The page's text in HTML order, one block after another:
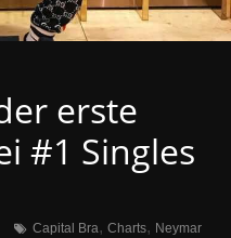
erste
#1 Singles
Capital Bra, Charts, Neymar